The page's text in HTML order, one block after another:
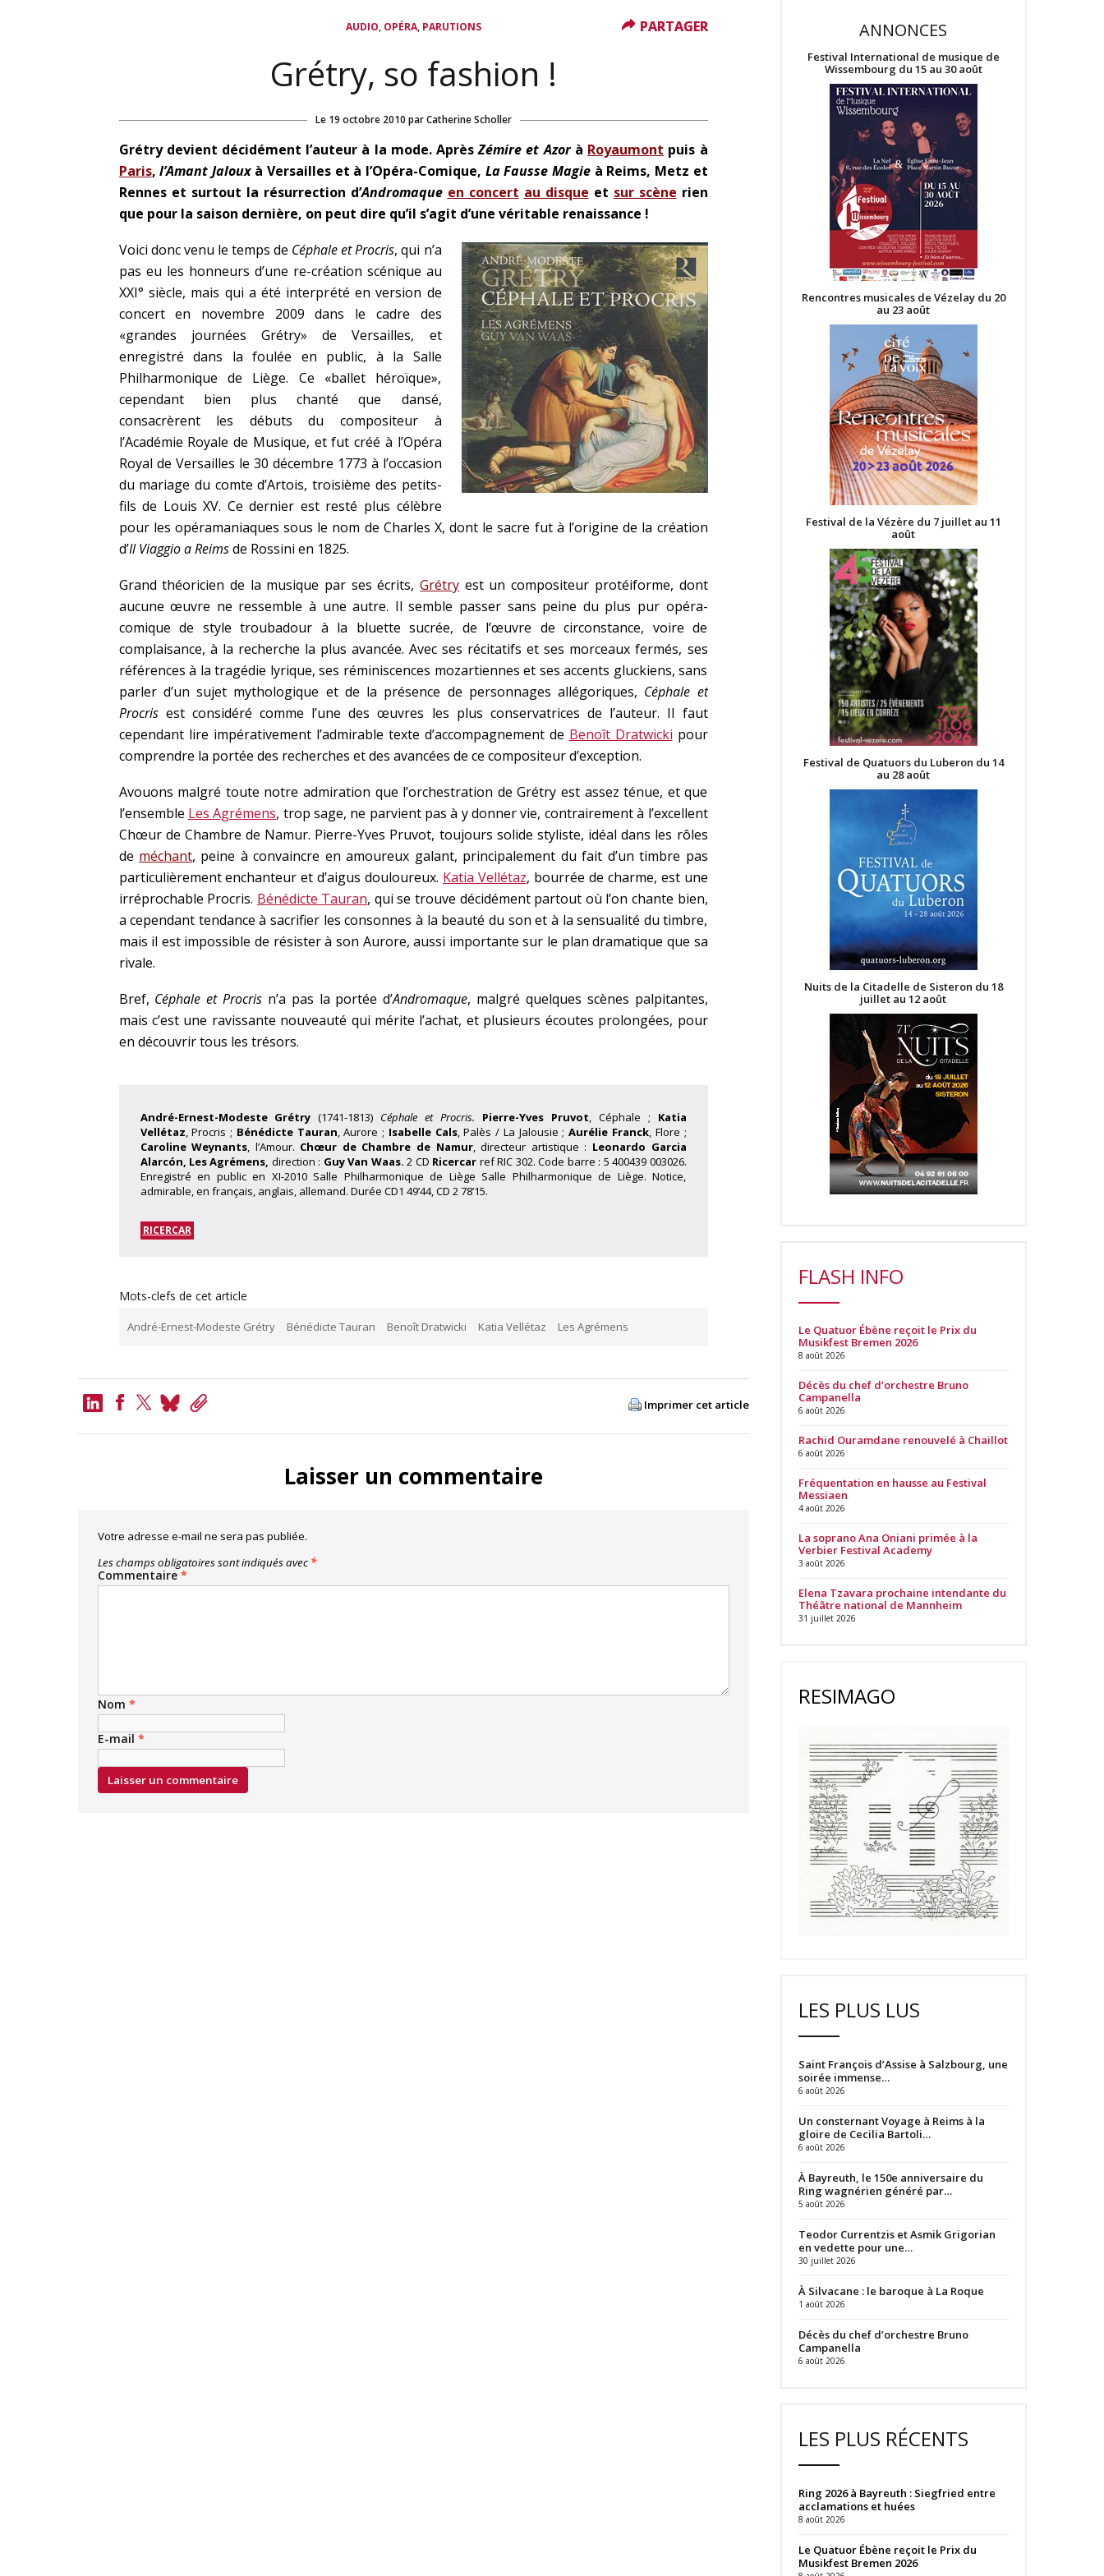
AUDIO, OPÉRA, PARUTIONS
Grétry, so fashion !
Le 19 octobre 2010 par Catherine Scholler
Grétry devient décidément l’auteur à la mode. AprèsZémire et Azorà Royaumont puis à
Paris,l’Amant Jalouxà Versailles et à l’Opéra-Comique, La Fausse Magieà Reims, Metz et
Rennes et surtout la résurrection d’Andromaque en concert au disque et sur scène rien
que pour la saison dernière, on peut dire qu’il s’agit d’une véritable renaissance !
Voici donc venu le temps de Céphale et Procris, qui n’a
pas eu les honneurs d’une re-création scénique au
XXI° siècle, mais qui a été interprété en version de
concert en novembre 2009 dans le cadre des
«grandes journées Grétry» de Versailles, et
enregistré dans la foulée en public, à la Salle
Philharmonique de Liège. Ce «ballet héroïque»,
cependant bien plus chanté que dansé,
consacrèrent les débuts du compositeur à
l’Académie Royale de Musique, et fut créé à l’Opéra
Royal de Versailles le 30 décembre 1773 à l’occasion
du mariage du comte d’Artois, troisième des petits-
fils de Louis XV. Ce dernier est resté plus célèbre
pour les opéramaniaques sous le nom de Charles X, dont le sacre fut à l’origine de la création
d’Il Viaggio a Reimsde Rossini en 1825.
Grand théoricien de la musique par ses écrits,Grétry est un compositeur protéiforme, dont
aucune œuvre ne ressemble à une autre. Il semble passer sans peine du plus pur opéra-
comique de style troubadour à la bluette sucrée, de l’œuvre de circonstance, voire de
complaisance, à la recherche la plus avancée. Avec ses récitatifs et ses morceaux fermés, ses
références à la tragédie lyrique, ses réminiscences mozartiennes et ses accents gluckiens, sans
parler d’un sujet mythologique et de la présence de personnages allégoriques, Céphale et
Procrisest considéré comme l’une des œuvres les plus conservatrices de l’auteur. Il faut
cependant lire impérativement l’admirable texte d’accompagnement de Benoît Dratwicki pour
comprendre la portée des recherches et des avancées de ce compositeur d’exception.
Avouons malgré toute notre admiration que l’orchestration de Grétry est assez ténue, et que
l’ensemble Les Agrémens, trop sage, ne parvient pas à y donner vie, contrairement à l’excellent
Chœur de Chambre de Namur. Pierre-Yves Pruvot, toujours solide styliste, idéal dans les rôles
de méchant, peine à convaincre en amoureux galant, principalement du fait d’un timbre pas
particulièrement enchanteur et d’aigus douloureux. Katia Vellétaz, bourrée de charme, est une
irréprochable Procris. Bénédicte Tauran, qui se trouve décidément partout où l’on chante bien,
a cependant tendance à sacrifier les consonnes à la beauté du son et à la sensualité du timbre,
mais il est impossible de résister à son Aurore, aussi importante sur le plan dramatique que sa
rivale.
Bref, Céphale et Procris n’a pas la portée d’Andromaque, malgré quelques scènes palpitantes,
mais c’est une ravissante nouveauté qui mérite l’achat, et plusieurs écoutes prolongées, pour
en découvrir tous les trésors.
PARTAGER
André-Ernest-Modeste Grétry (1741-1813) Céphale et Procris. Pierre-Yves Pruvot, Céphale ; Katia
Vellétaz, Procris ; Bénédicte Tauran, Aurore ; Isabelle Cals, Palès / La Jalousie ;Aurélie Franck, Flore ;
Caroline Weynants, l’Amour. Chœur de Chambre de Namur, directeur artistique : Leonardo Garcia
Alarcón, Les Agrémens, direction : Guy Van Waas.2 CD Ricercar ref RIC 302. Code barre : 5 400439 003026.
Enregistré en public en XI-2010 Salle Philharmonique de Liège Salle Philharmonique de Liège. Notice,
admirable, en français, anglais, allemand. Durée CD1 49’44, CD 2 78’15.
PARTAGER
RICERCAR
Mots-clefs de cet article
André-Ernest-Modeste Grétry Bénédicte Tauran Benoît Dratwicki Katia Vellétaz Les Agrémens
LinkedIn
BlueskyCopy
Imprimer cet article
Laisser un commentaire
Votre adresse e-mail ne sera pas publiée.
Les champs obligatoires sont indiqués avec *
Commentaire *
Nom *
E-mail *
ANNONCES
Festival International de musique de
Wissembourg du 15 au 30 août
Rencontres musicales de Vézelay du 20
au 23 août
Festival de la Vézère du 7 juillet au 11
août
Festival de Quatuors du Luberon du 14
au 28 août
Nuits de la Citadelle de Sisteron du 18
juillet au 12 août
FLASH INFO
Le Quatuor Ébène reçoit le Prix du
Musikfest Bremen 2026
8 août 2026
Décès du chef d’orchestre Bruno
Campanella
6 août 2026
Rachid Ouramdane renouvelé à Chaillot
6 août 2026
Fréquentation en hausse au Festival
Messiaen
4 août 2026
La soprano Ana Oniani primée à la
Verbier Festival Academy
3 août 2026
Elena Tzavara prochaine intendante du
Théâtre national de Mannheim
31 juillet 2026
RESIMAGO
LES PLUS LUS
Saint François d’Assise à Salzbourg, une
soirée immense…
6 août 2026
Un consternant Voyage à Reims à la
gloire de Cecilia Bartoli…
6 août 2026
À Bayreuth, le 150e anniversaire du
Ring wagnérien généré par…
5 août 2026
Teodor Currentzis et Asmik Grigorian
en vedette pour une…
30 juillet 2026
À Silvacane : le baroque à La Roque
1 août 2026
Décès du chef d’orchestre Bruno
Campanella
6 août 2026
LES PLUS RÉCENTS
Ring 2026 à Bayreuth : Siegfried entre
acclamations et huées
8 août 2026
Le Quatuor Ébène reçoit le Prix du
Musikfest Bremen 2026